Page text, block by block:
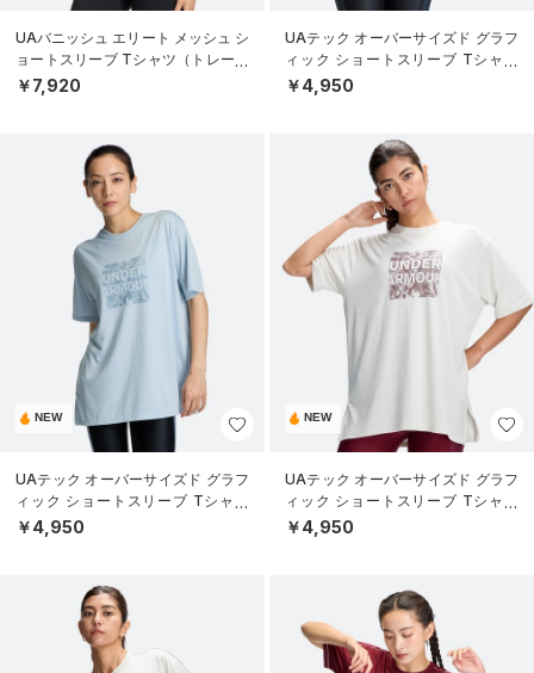
UAバニッシュ エリート メッシュ シ
ョートスリーブ Tシャツ（トレーニ
ング/WOMEN）
￥7,920
UAテック オーバーサイズド グラフ
ィック ショートスリーブ Tシャツ
（トレーニング/WOMEN）
￥4,950
NEW
UAテック オーバーサイズド グラフ
ィック ショートスリーブ Tシャツ
（トレーニング/WOMEN）
￥4,950
NEW
UAテック オーバーサイズド グラフ
ィック ショートスリーブ Tシャツ
（トレーニング/WOMEN）
￥4,950